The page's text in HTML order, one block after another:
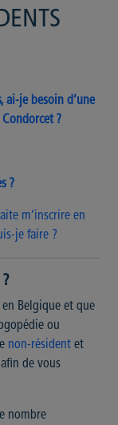
ai-je besoin d’une
?
?
m’inscrire en
je faire ?
Belgique et que
ou
non-résident et
de vous
nombre